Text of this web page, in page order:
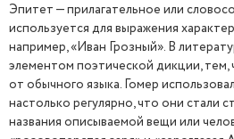
Эпитет — прилагательное или
используется для выражения
например, «Иван Грозный». В
элементом поэтической дикции, тем,
от обычного языка. Гомер
настолько регулярно, что они стали
названия описываемой вещи или